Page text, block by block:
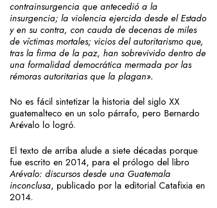
contrainsurgencia que antecedió a la
insurgencia; la violencia ejercida desde el Estado
y en su contra, con cauda de decenas de miles
de víctimas mortales; vicios del autoritarismo que,
tras la firma de la paz, han sobrevivido dentro de
una formalidad democrática mermada por las
rémoras autoritarias que la plagan».
No es fácil sintetizar la historia del siglo XX
guatemalteco en un solo párrafo, pero Bernardo
Arévalo lo logró.
El texto de arriba alude a siete décadas porque
fue escrito en 2014, para el prólogo del libro
Arévalo: discursos desde una Guatemala
inconclusa, publicado por la editorial Catafixia en
2014.